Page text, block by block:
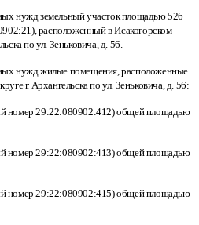
нужд земельный участок площадью 526
расположенный в Исакогорском
по ул. Зеньковича, д. 56.
нужд жилые помещения, расположенные
г. Архангельска по ул. Зеньковича, д. 56:
номер 29:22:080902:412) общей площадью
номер 29:22:080902:413) общей площадью
номер 29:22:080902:415) общей площадью